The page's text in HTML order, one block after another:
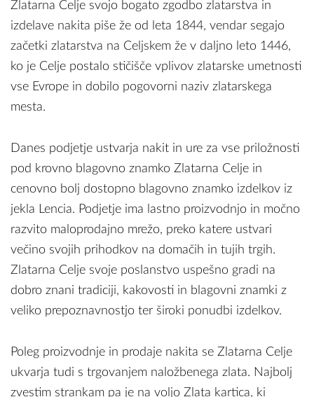
Zlatarna Celje svojo bogato zgodbo zlatarstva in
izdelave nakita piše že od leta 1844, vendar segajo
začetki zlatarstva na Celjskem že v daljno leto 1446,
ko je Celje postalo stičišče vplivov zlatarske umetnosti
vse Evrope in dobilo pogovorni naziv zlatarskega
mesta.
Danes podjetje ustvarja nakit in ure za vse priložnosti
pod krovno blagovno znamko Zlatarna Celje in
cenovno bolj dostopno blagovno znamko izdelkov iz
jekla Lencia. Podjetje ima lastno proizvodnjo in močno
razvito maloprodajno mrežo, preko katere ustvari
večino svojih prihodkov na domačih in tujih trgih.
Zlatarna Celje svoje poslanstvo uspešno gradi na
dobro znani tradiciji, kakovosti in blagovni znamki z
veliko prepoznavnostjo ter široki ponudbi izdelkov.
Poleg proizvodnje in prodaje nakita se Zlatarna Celje
ukvarja tudi s trgovanjem naložbenega zlata. Najbolj
zvestim strankam pa je na voljo Zlata kartica, ki